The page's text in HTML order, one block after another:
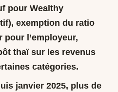
pour Wealthy
exemption du ratio
pour l’employeur,
thaï sur les revenus
catégories.
janvier 2025, plus de